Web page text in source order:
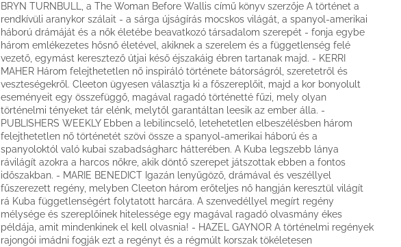
BRYN TURNBULL, a The Woman Before Wallis című könyv szerzője A történet a
rendkívüli aranykor szálait - a sárga újságírás mocskos világát, a spanyol-amerikai
háború drámáját és a nők életébe beavatkozó társadalom szerepét - fonja egybe
három emlékezetes hősnő életével, akiknek a szerelem és a függetlenség felé
vezető, egymást keresztező útjai késő éjszakáig ébren tartanak majd. - KERRI
MAHER Három felejthetetlen nő inspiráló története bátorságról, szeretetről és
veszteségekről. Cleeton ügyesen választja ki a főszereplőit, majd a kor bonyolult
eseményeit egy összefüggő, magával ragadó történetté fűzi, mely olyan
történelmi tényeket tár elénk, melytől garantáltan leesik az ember álla. -
PUBLISHERS WEEKLY Ebben a lebilincselő, letehetetlen elbeszélésben három
felejthetetlen nő történetét szövi össze a spanyol-amerikai háború és a
spanyoloktól való kubai szabadságharc hátterében. A Kuba legszebb lánya
rávilágít azokra a harcos nőkre, akik döntő szerepet játszottak ebben a fontos
időszakban. - MARIE BENEDICT Igazán lenyűgöző, drámával és veszéllyel
fűszerezett regény, melyben Cleeton három erőteljes nő hangján keresztül világít
rá Kuba függetlenségért folytatott harcára. A szenvedéllyel megírt regény
mélysége és szereplőinek hitelessége egy magával ragadó olvasmány ékes
példája, amit mindenkinek el kell olvasnia! - HAZEL GAYNOR A történelmi regények
rajongói imádni fogják ezt a regényt és a régmúlt korszak tökéletesen